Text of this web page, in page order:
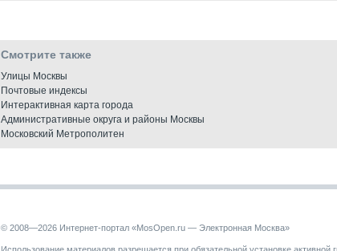
Смотрите также
Улицы Москвы
Почтовые индексы
Интерактивная карта города
Административные округа и районы Москвы
Московский Метрополитен
© 2008—2026 Интернет-портал «MosOpen.ru — Электронная Москва»